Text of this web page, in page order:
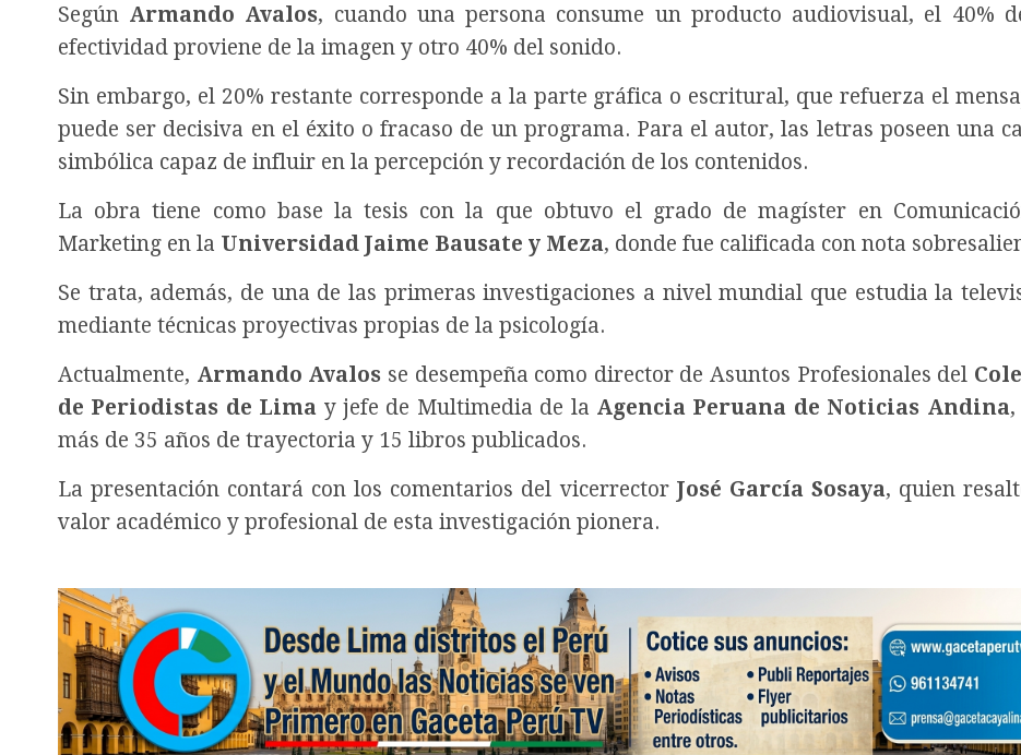
Según Armando Avalos, cuando una persona consume un producto audiovisual, el 40%
efectividad proviene de la imagen y otro 40% del sonido.
Sin embargo, el 20% restante corresponde a la parte gráfica o escritural, que refuerza el
puede ser decisiva en el éxito o fracaso de un programa. Para el autor, las letras poseen una
simbólica capaz de influir en la percepción y recordación de los contenidos.
La obra tiene como base la tesis con la que obtuvo el grado de magíster en
Marketing en la Universidad Jaime Bausate y Meza, donde fue calificada con nota
Se trata, además, de una de las primeras investigaciones a nivel mundial que estudia la
mediante técnicas proyectivas propias de la psicología.
Actualmente, Armando Avalos se desempeña como director de Asuntos Profesionales del
de Periodistas de Lima y jefe de Multimedia de la Agencia Peruana de Noticias Andina,
más de 35 años de trayectoria y 15 libros publicados.
La presentación contará con los comentarios del vicerrector José García Sosaya, quien
valor académico y profesional de esta investigación pionera.